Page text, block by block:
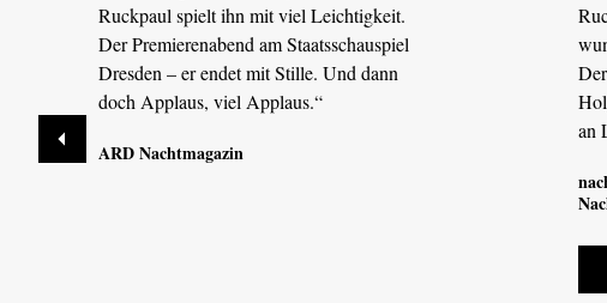
Ruckpaul spielt ihn mit viel Leichtigkeit.
Der Premierenabend am Staatsschauspiel
Dresden – er endet mit Stille. Und dann
doch Applaus, viel Applaus.“
ARD Nachtmagazin
an